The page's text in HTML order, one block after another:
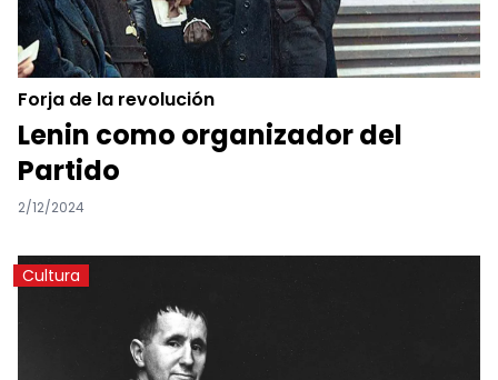
Forja de la revolución
Lenin como organizador del
Partido
2/12/2024
Cultura